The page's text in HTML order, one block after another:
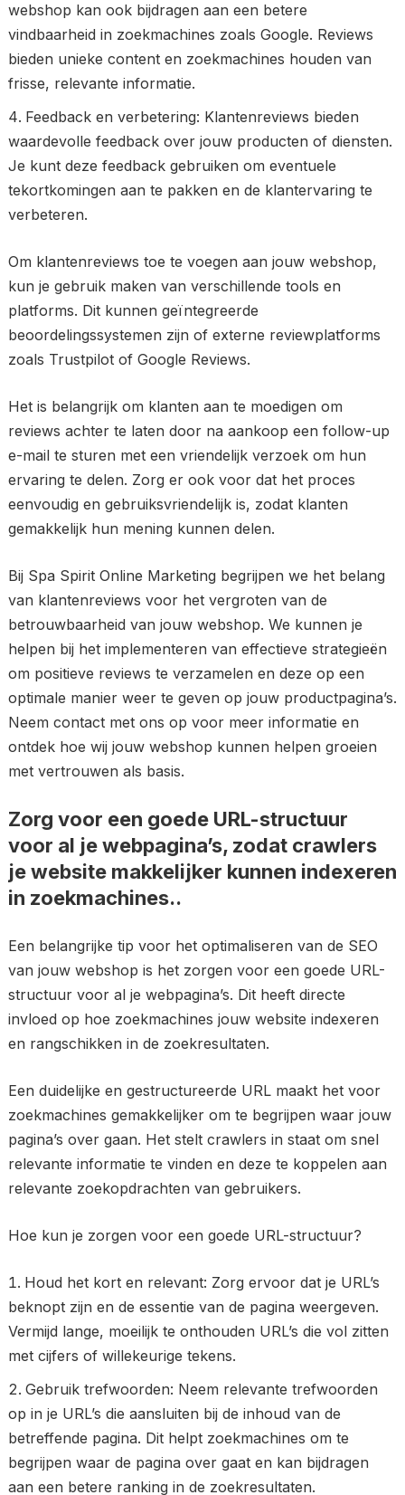
webshop kan ook bijdragen aan een betere
vindbaarheid in zoekmachines zoals Google. Reviews
bieden unieke content en zoekmachines houden van
frisse, relevante informatie.
Feedback en verbetering: Klantenreviews bieden
waardevolle feedback over jouw producten of diensten.
Je kunt deze feedback gebruiken om eventuele
tekortkomingen aan te pakken en de klantervaring te
verbeteren.
Om klantenreviews toe te voegen aan jouw webshop,
kun je gebruik maken van verschillende tools en
platforms. Dit kunnen geïntegreerde
beoordelingssystemen zijn of externe reviewplatforms
zoals Trustpilot of Google Reviews.
Het is belangrijk om klanten aan te moedigen om
reviews achter te laten door na aankoop een follow-up
e-mail te sturen met een vriendelijk verzoek om hun
ervaring te delen. Zorg er ook voor dat het proces
eenvoudig en gebruiksvriendelijk is, zodat klanten
gemakkelijk hun mening kunnen delen.
Bij Spa Spirit Online Marketing begrijpen we het belang
van klantenreviews voor het vergroten van de
betrouwbaarheid van jouw webshop. We kunnen je
helpen bij het implementeren van effectieve strategieën
om positieve reviews te verzamelen en deze op een
optimale manier weer te geven op jouw productpagina’s.
Neem contact met ons op voor meer informatie en
ontdek hoe wij jouw webshop kunnen helpen groeien
met vertrouwen als basis.
Zorg voor een goede URL-structuur
voor al je webpagina’s, zodat crawlers
je website makkelijker kunnen indexeren
in zoekmachines..
Een belangrijke tip voor het optimaliseren van de SEO
van jouw webshop is het zorgen voor een goede URL-
structuur voor al je webpagina’s. Dit heeft directe
invloed op hoe zoekmachines jouw website indexeren
en rangschikken in de zoekresultaten.
Een duidelijke en gestructureerde URL maakt het voor
zoekmachines gemakkelijker om te begrijpen waar jouw
pagina’s over gaan. Het stelt crawlers in staat om snel
relevante informatie te vinden en deze te koppelen aan
relevante zoekopdrachten van gebruikers.
Hoe kun je zorgen voor een goede URL-structuur?
Houd het kort en relevant: Zorg ervoor dat je URL’s
beknopt zijn en de essentie van de pagina weergeven.
Vermijd lange, moeilijk te onthouden URL’s die vol zitten
met cijfers of willekeurige tekens.
Gebruik trefwoorden: Neem relevante trefwoorden
op in je URL’s die aansluiten bij de inhoud van de
betreffende pagina. Dit helpt zoekmachines om te
begrijpen waar de pagina over gaat en kan bijdragen
aan een betere ranking in de zoekresultaten.